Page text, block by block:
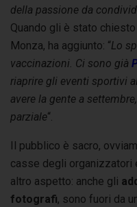
della passione da
Quando gli è stato
Monza, ha aggiunto: “Lo
vaccinazioni. Ci sono già
riaprire gli eventi sportivi
avere la gente a
parziale“.
Il pubblico è sacro,
casse degli organizzatori
altro aspetto: anche gli
fotografi, sono fuori da